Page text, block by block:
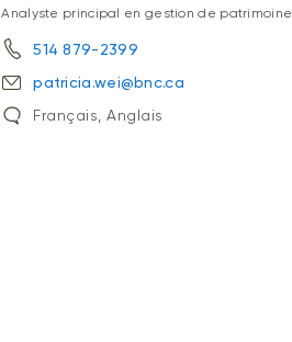
Analyste principal en gestion de patrimoine
514 879-2399
patricia.wei@bnc.ca
Français, Anglais